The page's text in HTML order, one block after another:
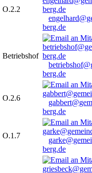
O.2.2
berg.de
Betriebshof
berg.de
O.2.6
berg.de
O.1.7
berg.de